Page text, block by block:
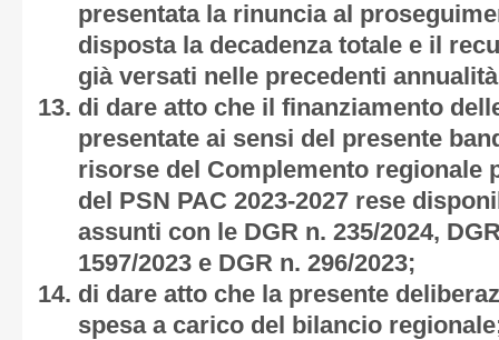
presentata la rinuncia al
disposta la decadenza totale e il
già versati nelle precedenti
di dare atto che il finanziamento
presentate ai sensi del presente
risorse del Complemento regionale
del PSN PAC 2023-2027 rese
assunti con le DGR n. 235/2024,
1597/2023 e DGR n. 296/2023;
di dare atto che la presente
spesa a carico del bilancio